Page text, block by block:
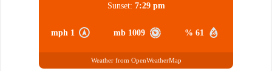
61 %
1009 mb
1 mph
Sunset: 7:29 pm
Weather from OpenWeatherMap